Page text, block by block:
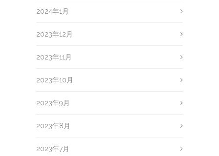
2024年1月
2023年12月
2023年11月
2023年10月
2023年9月
2023年8月
2023年7月